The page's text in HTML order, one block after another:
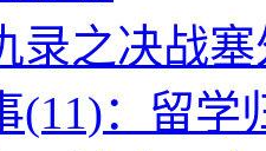
录之决战
(11)：留学